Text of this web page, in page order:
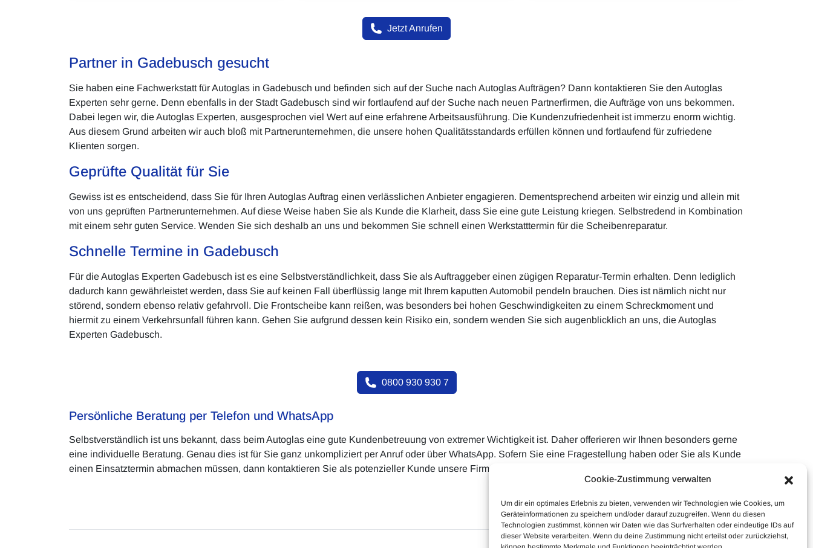
Cookie-Zustimmung verwalten
Um dir ein optimales Erlebnis zu bieten, verwenden wir Technologien wie Cookies, um
Geräteinformationen zu speichern und/oder darauf zuzugreifen. Wenn du diesen
Technologien zustimmst, können wir Daten wie das Surfverhalten oder eindeutige IDs auf
dieser Website verarbeiten. Wenn du deine Zustimmung nicht erteilst oder zurückziehst,
Jetzt Anrufen
Partner in Gadebusch gesucht
Sie haben eine Fachwerkstatt für Autoglas in Gadebusch und befinden sich auf der Suche nach Autoglas Aufträgen? Dann kontaktieren Sie den Autoglas
Experten sehr gerne. Denn ebenfalls in der Stadt Gadebusch sind wir fortlaufend auf der Suche nach neuen Partnerfirmen, die Aufträge von uns bekommen.
Dabei legen wir, die Autoglas Experten, ausgesprochen viel Wert auf eine erfahrene Arbeitsausführung. Die Kundenzufriedenheit ist immerzu enorm wichtig.
Aus diesem Grund arbeiten wir auch bloß mit Partnerunternehmen, die unsere hohen Qualitätsstandards erfüllen können und fortlaufend für zufriedene
Klienten sorgen.
Geprüfte Qualität für Sie
Gewiss ist es entscheidend, dass Sie für Ihren Autoglas Auftrag einen verlässlichen Anbieter engagieren. Dementsprechend arbeiten wir einzig und allein mit
von uns geprüften Partnerunternehmen. Auf diese Weise haben Sie als Kunde die Klarheit, dass Sie eine gute Leistung kriegen. Selbstredend in Kombination
mit einem sehr guten Service. Wenden Sie sich deshalb an uns und bekommen Sie schnell einen Werkstatttermin für die Scheibenreparatur.
Schnelle Termine in Gadebusch
Für die Autoglas Experten Gadebusch ist es eine Selbstverständlichkeit, dass Sie als Auftraggeber einen zügigen Reparatur-Termin erhalten. Denn lediglich
dadurch kann gewährleistet werden, dass Sie auf keinen Fall überflüssig lange mit Ihrem kaputten Automobil pendeln brauchen. Dies ist nämlich nicht nur
störend, sondern ebenso relativ gefahrvoll. Die Frontscheibe kann reißen, was besonders bei hohen Geschwindigkeiten zu einem Schreckmoment und
hiermit zu einem Verkehrsunfall führen kann. Gehen Sie aufgrund dessen kein Risiko ein, sondern wenden Sie sich augenblicklich an uns, die Autoglas
Experten Gadebusch.
0800 930 930 7
Persönliche Beratung per Telefon und WhatsApp
Selbstverständlich ist uns bekannt, dass beim Autoglas eine gute Kundenbetreuung von extremer Wichtigkeit ist. Daher offerieren wir Ihnen besonders gerne
eine individuelle Beratung. Genau dies ist für Sie ganz unkompliziert per Anruf oder über WhatsApp. Sofern Sie eine Fragestellung haben oder Sie als Kunde
einen Einsatztermin abmachen müssen, dann kontaktieren Sie als potenzieller Kunde unsere Firma direkt. Wir freuen uns auf Ihren Auftrag.